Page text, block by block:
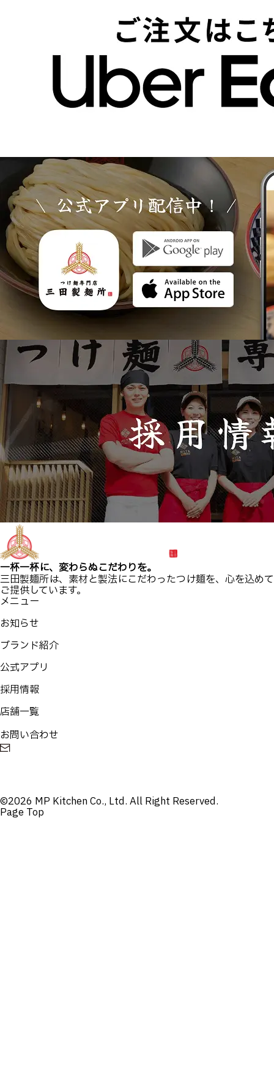
一杯一杯に、変わらぬこだわりを。
三田製麺所は、素材と製法にこだわったつけ麺を、心を込めて
ご提供しています。
メニュー
お知らせ
ブランド紹介
公式アプリ
採用情報
店舗一覧
お問い合わせ
©2026 MP Kitchen Co., Ltd. All Right Reserved.
Page Top